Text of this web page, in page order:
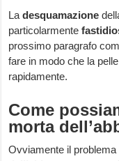
Ladesquamazione
particolarmente
prossimo paragrafo
fare in modo che la pelle
rapidamente.
Come
morta
Ovviamente il problema